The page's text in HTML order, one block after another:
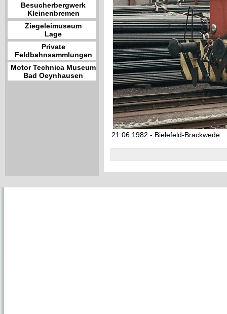
Besucherbergwerk
Kleinenbremen
Ziegeleimuseum
Lage
Private
Feldbahnsammlungen
Motor Technica Museum
Bad Oeynhausen
21.06.1982 - Bielefeld-Brackwede